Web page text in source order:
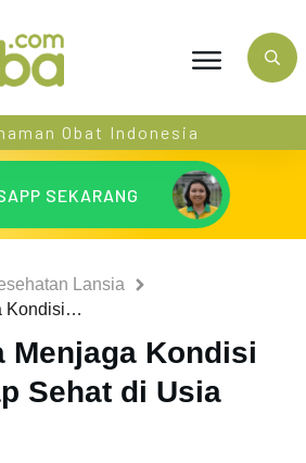
Obat Indonesia
SEKARANG
Lansia
Bagaimana Menjaga Kondisi Tubuh Tetap Sehat di Usia Lanjut?
Menjaga Kondisi
Sehat di Usia